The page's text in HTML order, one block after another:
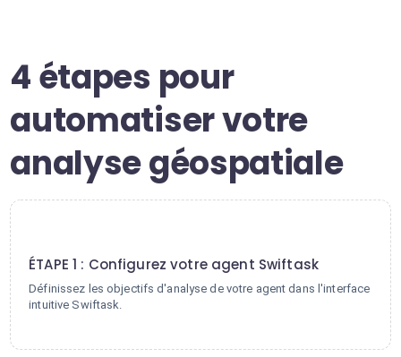
4 étapes pour
automatiser votre
analyse géospatiale
ÉTAPE 1 : Configurez votre agent Swiftask
Définissez les objectifs d'analyse de votre agent dans l'interface
intuitive Swiftask.